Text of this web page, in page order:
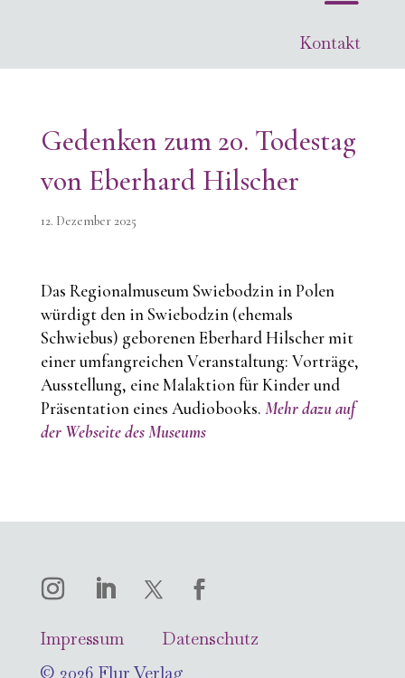
Kontakt
Gedenken zum 20. Todestag
von Eberhard Hilscher
12. Dezember 2025
Das Regionalmuseum Swiebodzin in Polen
würdigt den in Swiebodzin (ehemals
Schwiebus) geborenen Eberhard Hilscher mit
einer umfangreichen Veranstaltung: Vorträge,
Ausstellung, eine Malaktion für Kinder und
Präsentation eines Audiobooks. Mehrdazu auf
der Webseite des Museums
Impressum
Datenschutz
© 2026 Flur Verlag